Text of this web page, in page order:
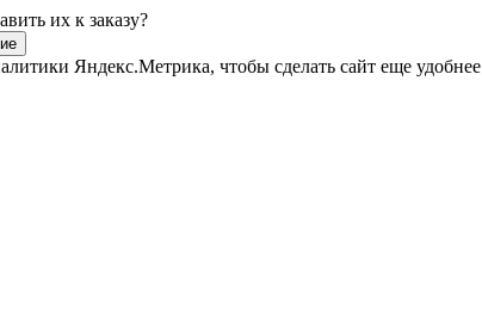
их к заказу?
Яндекс.Метрика, чтобы сделать сайт еще удобнее